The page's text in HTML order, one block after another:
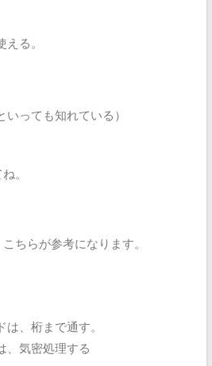
る。
っても知れている）
。
ちらが参考になります。
、桁まで通す。
、気密処理する